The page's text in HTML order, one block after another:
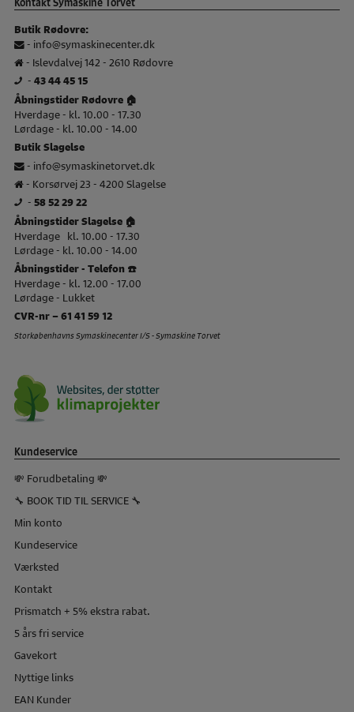
Butik Rødovre:
- info@symaskinecenter.dk
- Islevdalvej 142 - 2610 Rødovre
- 43 44 45 15
Åbningstider Rødovre 🏠
Hverdage - kl. 10.00 - 17.30
Lørdage - kl. 10.00 - 14.00
Butik Slagelse
- info@symaskinetorvet.dk
- Korsørvej 23 - 4200 Slagelse
- 58 52 29 22
Åbningstider Slagelse 🏠
Hverdage kl. 10.00 - 17.30
Lørdage - kl. 10.00 - 14.00
Åbningstider - Telefon ☎️
Hverdage - kl. 12.00 - 17.00
Lørdage - Lukket
CVR-nr – 61 41 59 12
Storkøbenhavns Symaskinecenter I/S - Symaskine Torvet
Kundeservice
💸 Forudbetaling 💸
🔧 BOOK TID TIL SERVICE 🔧
Min konto
Kundeservice
Værksted
Kontakt
Prismatch + 5% ekstra rabat.
5 års fri service
Gavekort
Nyttige links
EAN Kunder